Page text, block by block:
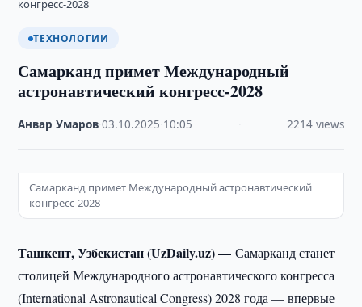
конгресс-2028
ТЕХНОЛОГИИ
Самарканд примет Международный
астронавтический конгресс-2028
Анвар Умаров ·03.10.2025 10:05 2214 views
Самарканд примет Международный астронавтический
конгресс-2028
Ташкент, Узбекистан (UzDaily.uz) —Самарканд станет
столицей Международного астронавтического конгресса
(International Astronautical Congress) 2028 года — впервые